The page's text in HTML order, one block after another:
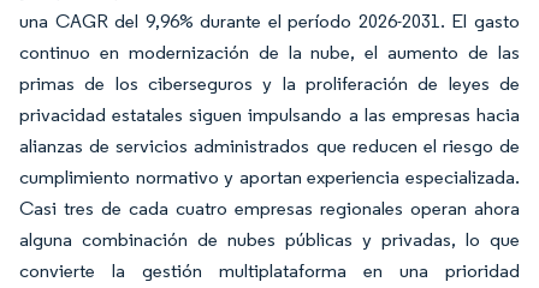
una CAGR del 9,96% durante el período 2026-2031. El gasto
continuo en modernización de la nube, el aumento de las
primas de los ciberseguros y la proliferación de leyes de
privacidad estatales siguen impulsando a las empresas hacia
alianzas de servicios administrados que reducen el riesgo de
cumplimiento normativo y aportan experiencia especializada.
Casi tres de cada cuatro empresas regionales operan ahora
alguna combinación de nubes públicas y privadas, lo que
convierte la gestión multiplataforma en una prioridad